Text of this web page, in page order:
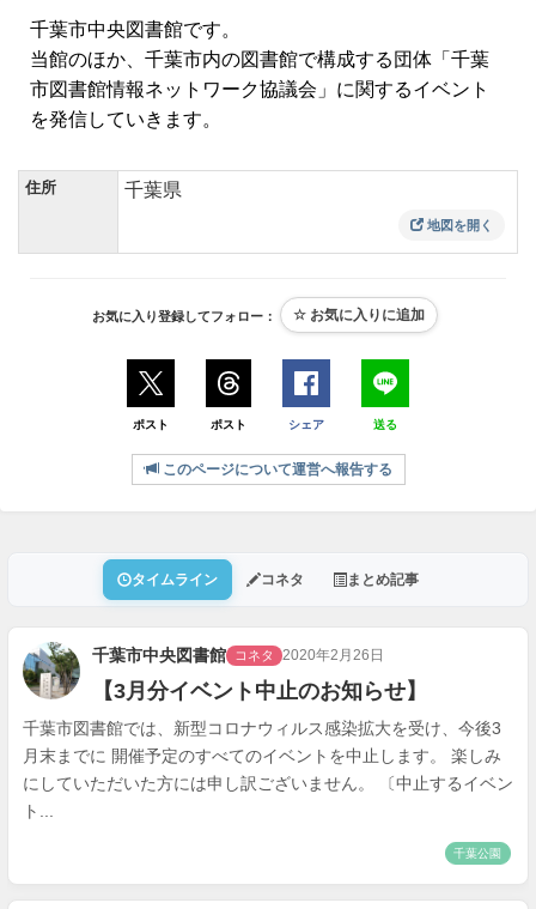
千葉市中央図書館です。
当館のほか、千葉市内の図書館で構成する団体「千葉
市図書館情報ネットワーク協議会」に関するイベント
を発信していきます。
住所 千葉県
地図を開く
お気に入り登録してフォロー：
ポスト ポスト シェア 送る
このページについて運営へ報告する
タイムライン コネタ まとめ記事